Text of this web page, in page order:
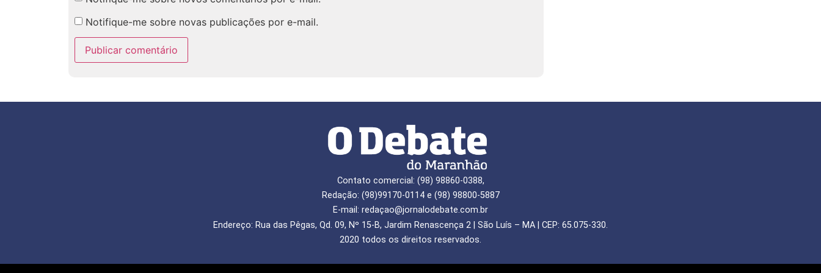
Notifique-me sobre novas publicações por e-mail.
Contato comercial: (98) 98860-0388,
Redação: (98)99170-0114 e (98) 98800-5887
E-mail: redaçao@jornalodebate.com.br
Endereço: Rua das Pêgas, Qd. 09, Nº 15-B, Jardim Renascença 2 | São Luís – MA | CEP: 65.075-330.
2020 todos os direitos reservados.